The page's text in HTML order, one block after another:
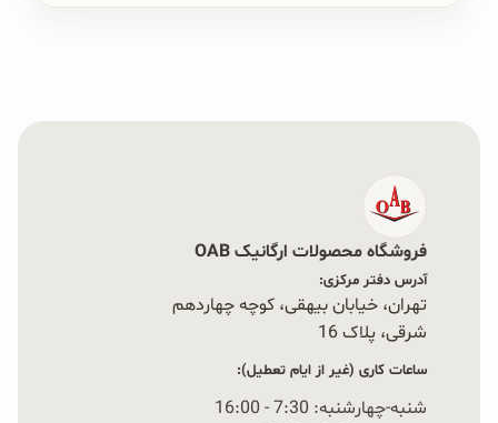
فروشگاه محصولات ارگانیک OAB
آدرس دفتر مرکزی:
تهران، خیابان بیهقی، کوچه چهاردهم
شرقی، پلاک 16‭
ساعات کاری (غیر از ایام تعطیل):
شنبه-چهارشنبه: 7:30 - 16:00